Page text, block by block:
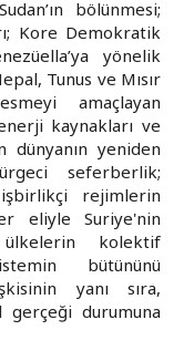
bölünmesi;
Kore Demokratik
yönelik
Tunus ve Mısır
amaçlayan
kaynakları ve
yeniden
seferberlik;
rejimlerin
eliyle Suriye'nin
kolektif
bütününü
yanı sıra,
gerçeği durumuna